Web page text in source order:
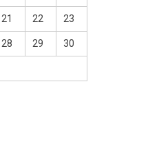
21 22 23
28 29 30